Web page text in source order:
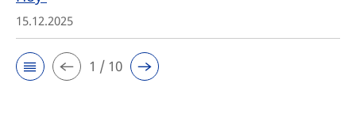
15.12.2025
1 / 10